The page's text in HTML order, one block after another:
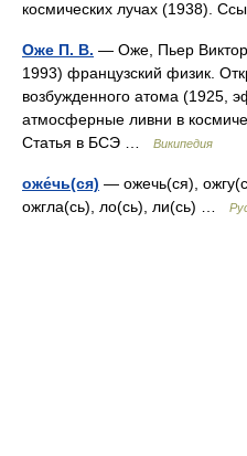
космических лучах (1938).
Оже П. В. — Оже, Пьер
1993) французский физик.
возбужденного атома (1925,
атмосферные ливни в
Статья в БСЭ …
Википедия
оже́чь(ся) — ожечь(ся),
ожгла(сь), ло(сь), ли(сь) …